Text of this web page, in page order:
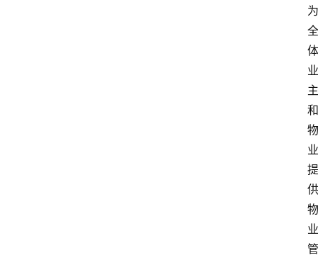
为
全
体
业
主
和
物
业
提
供
物
业
管